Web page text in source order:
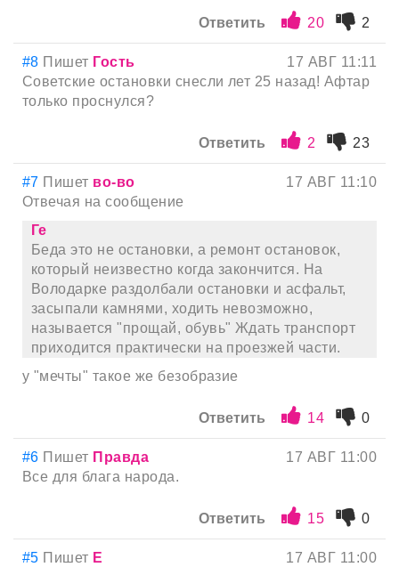
Ответить 20 2
#8 Пишет Гость
17 АВГ 11:11
Советские остановки снесли лет 25 назад! Афтар
только проснулся?
Ответить 2 23
#7 Пишет во-во
17 АВГ 11:10
Отвечая на сообщение
Ге
Беда это не остановки, а ремонт остановок,
который неизвестно когда закончится. На
Володарке раздолбали остановки и асфальт,
засыпали камнями, ходить невозможно,
называется "прощай, обувь" Ждать транспорт
приходится практически на проезжей части.
у "мечты" такое же безобразие
Ответить 14 0
#6 Пишет Правда
17 АВГ 11:00
Все для блага народа.
Ответить 15 0
#5 Пишет Е
17 АВГ 11:00